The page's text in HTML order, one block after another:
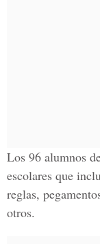
Los 96 alumnos
escolares que
reglas,
otros.